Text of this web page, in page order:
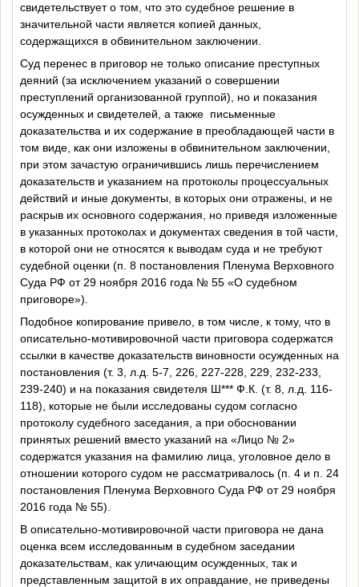
свидетельствует о том, что это судебное решение в
значительной части является копией данных,
содержащихся в обвинительном заключении.
Суд перенес в приговор не только описание преступных
деяний (за исключением указаний о совершении
преступлений организованной группой), но и показания
осужденных и свидетелей, а также письменные
доказательства и их содержание в преобладающей части в
том виде, как они изложены в обвинительном заключении,
при этом зачастую ограничившись лишь перечислением
доказательств и указанием на протоколы процессуальных
действий и иные документы, в которых они отражены, и не
раскрыв их основного содержания, но приведя изложенные
в указанных протоколах и документах сведения в той части,
в которой они не относятся к выводам суда и не требуют
судебной оценки (п. 8 постановления Пленума Верховного
Суда РФ от 29 ноября 2016 года № 55 «О судебном
приговоре»).
Подобное копирование привело, в том числе, к тому, что в
описательно-мотивировочной части приговора содержатся
ссылки в качестве доказательств виновности осужденных на
постановления (т. 3, л.д. 5-7, 226, 227-228, 229, 232-233,
239-240) и на показания свидетеля Ш*** Ф.К. (т. 8, л.д. 116-
118), которые не были исследованы судом согласно
протоколу судебного заседания, а при обосновании
принятых решений вместо указаний на «Лицо № 2»
содержатся указания на фамилию лица, уголовное дело в
отношении которого судом не рассматривалось (п. 4 и п. 24
постановления Пленума Верховного Суда РФ от 29 ноября
2016 года № 55).
В описательно-мотивировочной части приговора не дана
оценка всем исследованным в судебном заседании
доказательствам, как уличающим осужденных, так и
представленным защитой в их оправдание, не приведены